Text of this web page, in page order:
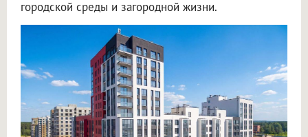
городской среды и загородной жизни.